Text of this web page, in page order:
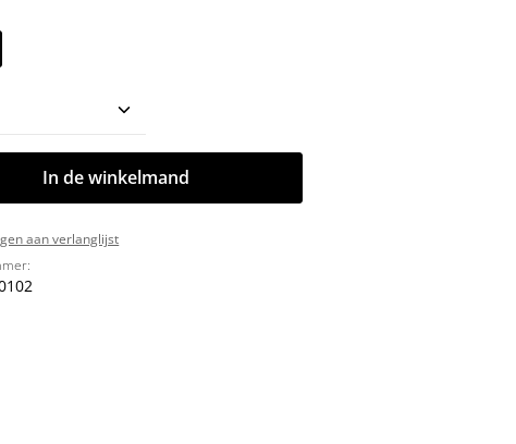
Voer de gewenste
In de winkelmand
aan verlanglijst